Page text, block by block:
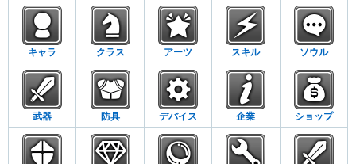
キャラ クラス アーツ スキル ソウル
武器 防具 デバイス 企業 ショップ